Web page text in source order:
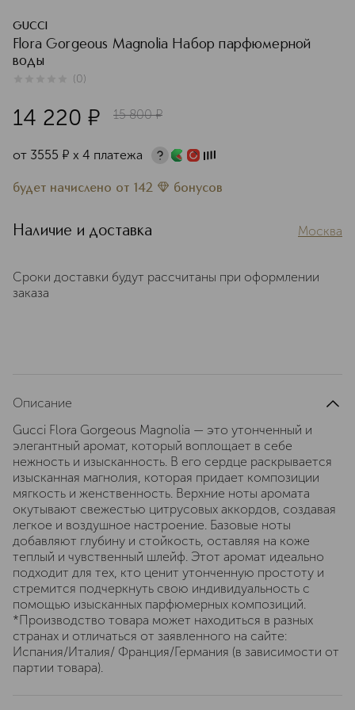
GUCCI
Flora Gorgeous Magnolia Набор парфюмерной
воды
(0)
14 220 ¤ 15 800 ¤
от 3555 ¤ х 4 платежа
будет начислено от 142 бонусов
Наличие и доставка Москва
Сроки доставки будут рассчитаны при оформлении
заказа
Описание
Gucci Flora Gorgeous Magnolia — это утонченный и
элегантный аромат, который воплощает в себе
нежность и изысканность. В его сердце раскрывается
изысканная магнолия, которая придает композиции
мягкость и женственность. Верхние ноты аромата
окутывают свежестью цитрусовых аккордов, создавая
легкое и воздушное настроение. Базовые ноты
добавляют глубину и стойкость, оставляя на коже
теплый и чувственный шлейф. Этот аромат идеально
подходит для тех, кто ценит утонченную простоту и
стремится подчеркнуть свою индивидуальность с
помощью изысканных парфюмерных композиций.
*Производство товара может находиться в разных
странах и отличаться от заявленного на сайте:
Испания/Италия/ Франция/Германия (в зависимости от
партии товара).